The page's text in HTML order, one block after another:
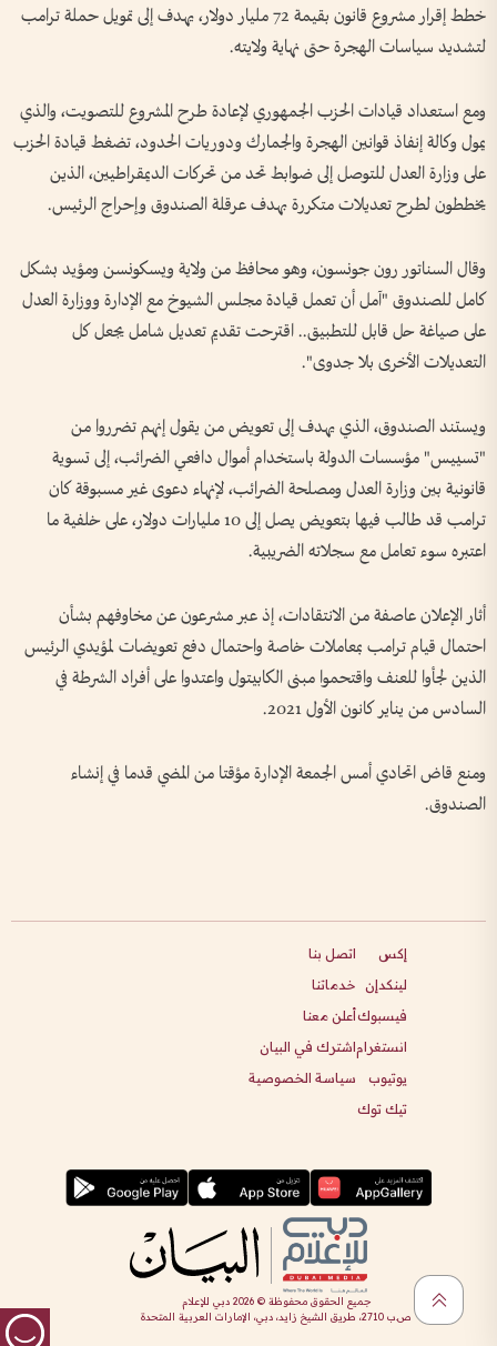
خطط إقرار مشروع قانون بقيمة 72 مليار دولار، يهدف إلى تمويل حملة ترامب
لتشديد سياسات الهجرة حتى نهاية ولايته.
ومع استعداد قيادات الحزب ⁠الجمهوري لإعادة طرح المشروع للتصويت، والذي
يمول وكالة إنفاذ قوانين الهجرة والجمارك ودوريات الحدود، تضغط قيادة الحزب
على وزارة العدل للتوصل إلى ضوابط تحد من تحركات الديمقراطيين، الذين
يخططون لطرح تعديلات متكررة بهدف عرقلة الصندوق وإحراج الرئيس.
وقال السناتور رون جونسون، وهو محافظ من ولاية ويسكونسن ومؤيد بشكل
كامل للصندوق "آمل أن تعمل قيادة مجلس الشيوخ مع الإدارة ووزارة ‌العدل
على صياغة حل قابل للتطبيق.. اقترحت تقديم تعديل شامل يجعل كل
التعديلات الأخرى بلا جدوى".
ويستند الصندوق، الذي يهدف إلى تعويض من يقول إنهم تضرروا من
"تسييس" مؤسسات الدولة باستخدام أموال دافعي الضرائب، إلى تسوية
قانونية بين وزارة العدل ومصلحة ‌الضرائب، لإنهاء دعوى غير مسبوقة كان
ترامب قد طالب فيها بتعويض يصل إلى 10 ‌مليارات دولار، على خلفية ما
اعتبره سوء تعامل مع سجلاته الضريبية.
أثار ‌الإعلان عاصفة من الانتقادات، إذ عبر مشرعون عن ‌مخاوفهم بشأن
احتمال قيام ترامب بمعاملات خاصة واحتمال دفع تعويضات لمؤيدي الرئيس
الذين لجأوا للعنف واقتحموا مبنى الكابيتول واعتدوا على أفراد الشرطة في
السادس من يناير ​كانون الأول 2021.
ومنع قاض اتحادي ‌أمس الجمعة الإدارة مؤقتا من المضي ​قدما في إنشاء
الصندوق.
إكس
لينكدإن
فيسبوك
انستغرام
يوتيوب
تيك توك
اتصل بنا
خدماتنا
أعلن معنا
اشترك في البيان
سياسة الخصوصية
جميع الحقوق محفوظة ©2026 دبي للإعلام
ص.ب 2710، طريق الشيخ زايد، دبي، الإمارات العربية المتحدة